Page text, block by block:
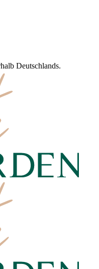
Deutschlands.